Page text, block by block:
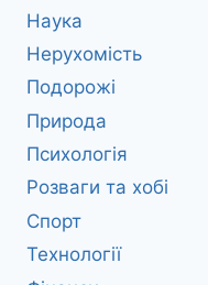
Наука
Нерухомість
Подорожі
Природа
Психологія
Розваги та хобі
Спорт
Технології